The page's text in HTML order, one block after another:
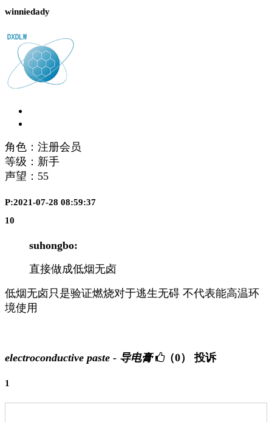
winniedady
角色：注册会员
等级：新手
声望： 55
P:2021-07-28 08:59:37
10
suhongbo:
直接做成低烟无卤
低烟无卤只是验证燃烧对于逃生无碍 不代表能高温环
境使用
electroconductive paste - 导电膏 （0） 投诉
1